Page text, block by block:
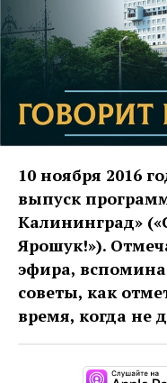
10 ноября 2016
выпуск
Калининград»
Ярошук!»).
эфира,
советы, как
время, когда не